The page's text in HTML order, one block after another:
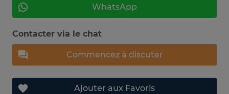
WhatsApp
Contacter via le chat
Commencez à discuter
Ajouter aux Favoris